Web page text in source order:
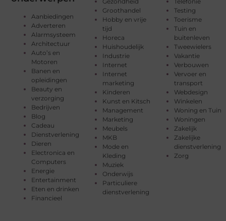
Aanbiedingen
Adverteren
Alarmsysteem
Architectuur
Auto’s en
Motoren
Banen en
opleidingen
Beauty en
verzorging
Bedrijven
Blog
Cadeau
Dienstverlening
Dieren
Electronica en
Computers
Energie
Entertainment
Eten en drinken
Financieel
Groothandel
Hobby en vrije
tijd
Horeca
Huishoudelijk
Industrie
Internet
Internet
marketing
Kinderen
Kunst en Kitsch
Management
Marketing
Meubels
MKB
Mode en
Kleding
Muziek
Onderwijs
Particuliere
dienstverlening
Testing
Toerisme
Tuin en
buitenleven
Tweewielers
Vakantie
Verbouwen
Vervoer en
transport
Webdesign
Winkelen
Woning en Tuin
Woningen
Zakelijk
Zakelijke
dienstverlening
Zorg